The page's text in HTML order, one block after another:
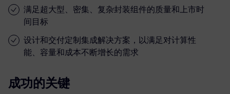
满足超大型、密集、复杂封装组件的质量和上市时
间目标
设计和交付定制集成解决方案，以满足对计算性
能、容量和成本不断增长的需求
成功的关键